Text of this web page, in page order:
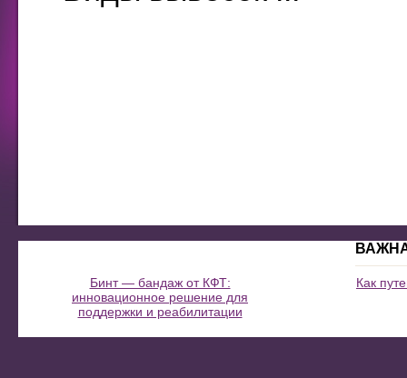
Бинт — бандаж от КФТ:
инновационное решение для
поддержки и реабилитации
Как